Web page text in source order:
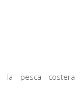
la pesca costera